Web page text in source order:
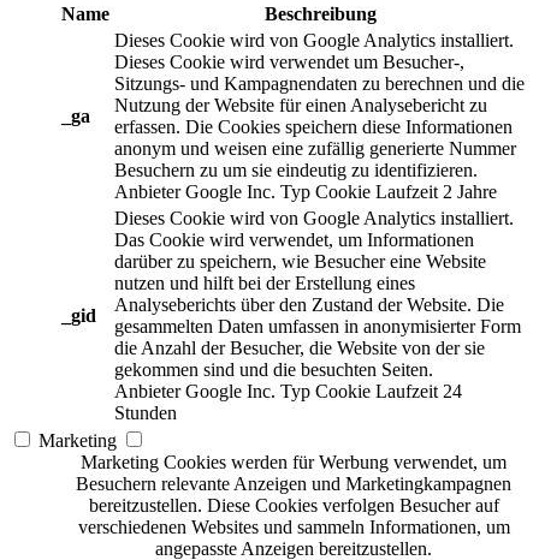
Name
Beschreibung
_ga
Dieses Cookie wird von Google Analytics installiert.
Dieses Cookie wird verwendet um Besucher-,
Sitzungs- und Kampagnendaten zu berechnen und die
Nutzung der Website für einen Analysebericht zu
erfassen. Die Cookies speichern diese Informationen
anonym und weisen eine zufällig generierte Nummer
Besuchern zu um sie eindeutig zu identifizieren.
Anbieter Google Inc. Typ Cookie Laufzeit 2 Jahre
_gid
Dieses Cookie wird von Google Analytics installiert.
Das Cookie wird verwendet, um Informationen
darüber zu speichern, wie Besucher eine Website
nutzen und hilft bei der Erstellung eines
Analyseberichts über den Zustand der Website. Die
gesammelten Daten umfassen in anonymisierter Form
die Anzahl der Besucher, die Website von der sie
gekommen sind und die besuchten Seiten.
Anbieter Google Inc. Typ Cookie Laufzeit 24
Stunden
Marketing
Marketing Cookies werden für Werbung verwendet, um
Besuchern relevante Anzeigen und Marketingkampagnen
bereitzustellen. Diese Cookies verfolgen Besucher auf
verschiedenen Websites und sammeln Informationen, um
angepasste Anzeigen bereitzustellen.